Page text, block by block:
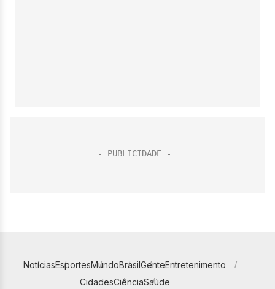
NotíciasEsportesMundoBrasilGenteEntretenimento
CidadesCiênciaSaúde